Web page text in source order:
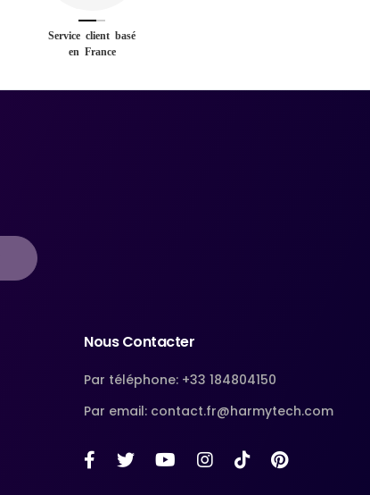
Service client basé
en France
Nous Contacter
Par téléphone: +33 184804150
Par email: contact.fr@harmytech.com